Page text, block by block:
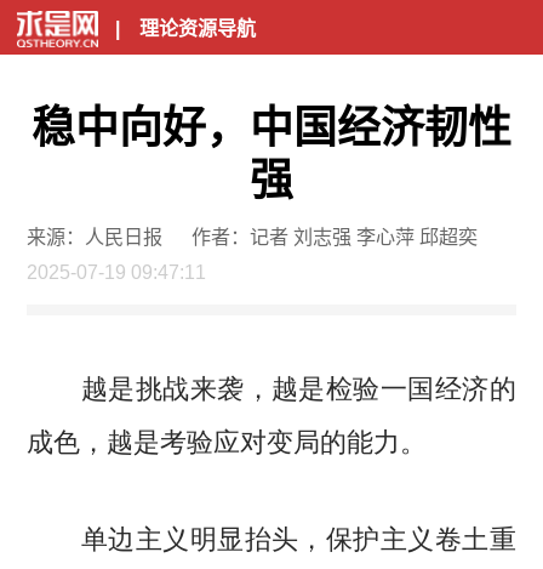
| 理论资源导航
稳中向好，中国经济韧性
强
来源：人民日报
作者：记者 刘志强 李心萍 邱超奕
2025-07-19 09:47:11
越是挑战来袭，越是检验一国经济的
成色，越是考验应对变局的能力。
单边主义明显抬头，保护主义卷土重